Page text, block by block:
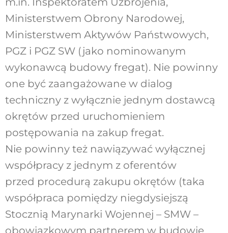
Ministerstwem Obrony Narodowej,
Ministerstwem Aktywów Państwowych,
PGZ i PGZ SW (jako nominowanym
wykonawcą budowy fregat). Nie powinny
one być zaangażowane w dialog
techniczny z wyłącznie jednym dostawcą
okrętów przed uruchomieniem
postępowania na zakup fregat.
Nie powinny też nawiązywać wyłącznej
współpracy z jednym z oferentów
przed procedurą zakupu okrętów (taka
współpraca pomiędzy niegdysiejszą
Stocznią Marynarki Wojennej – SMW –
obowiązkowym partnerem w budowie